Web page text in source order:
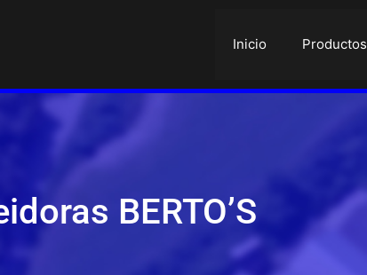
Inicio Productos
BERTO’S